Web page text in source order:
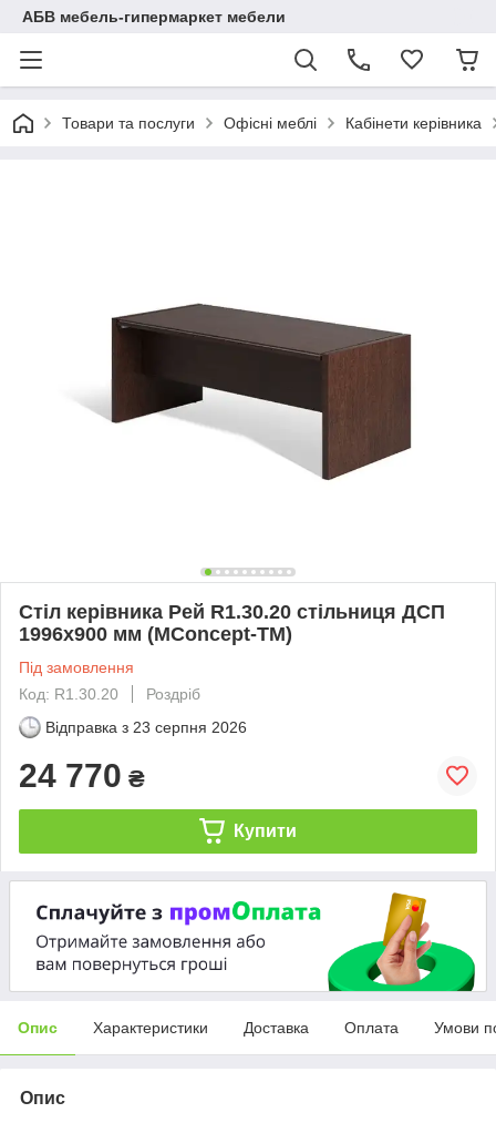
АБВ мебель-гипермаркет мебели
Товари та послуги Офісні меблі Кабінети керівника
Стіл керівника Рей R1.30.20 стільниця ДСП
1996х900 мм (MConcept-ТМ)
Під замовлення
Код: R1.30.20
Роздріб
Відправка з 23 серпня 2026
24 770 ₴
Купити
Опис Характеристики Доставка Оплата Умови
Опис